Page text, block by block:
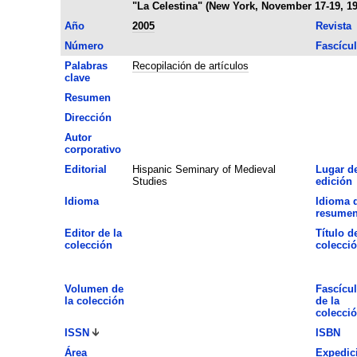
"La Celestina" (New York, November 17-19,
Año 2005 Revista
Número
Palabras
clave
Recopilación de artículos
Resumen
Dirección
Autor
corporativo
Editorial
Hispanic Seminary of Medieval
Studies
Lugar
edición
Idioma
Idioma
Editor de la
colección
Título
Volumen de
la colección
de la
ISSN ISBN
Área